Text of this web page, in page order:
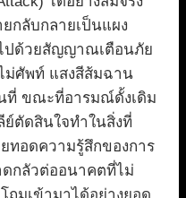
กลับกลายเป็นแผง
ปด้วยสัญญาณเตือนภัย
ม่ศัพท์ แสงสีส้มฉาน
ที่ ขณะที่อารมณ์ดั้งเดิม
ย์ตัดสินใจทำในสิ่งที่
ทอดความรู้สึกของการ
กลัวต่ออนาคตที่ไม่
มเข้ามาได้อย่างยอด